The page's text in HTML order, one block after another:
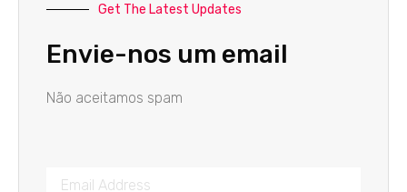
Get The Latest Updates
Envie-nos um email
Não aceitamos spam